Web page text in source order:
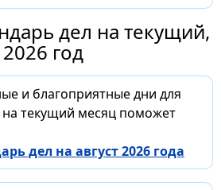
дел на текущий,
2026 год
и благоприятные дни для
текущий месяц поможет
дел на август 2026 года